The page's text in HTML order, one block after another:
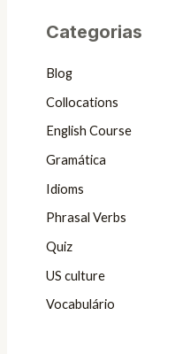
Categorias
Blog
Collocations
English Course
Gramática
Idioms
Phrasal Verbs
Quiz
US culture
Vocabulário